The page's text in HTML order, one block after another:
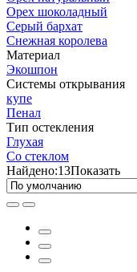
Орех шоколадный
Серый бархат
Снежная королева
Материал
Экошпон
Системы открывания
купе
Пенал
Тип остекления
Глухая
Со стеклом
Найдено:13Показать